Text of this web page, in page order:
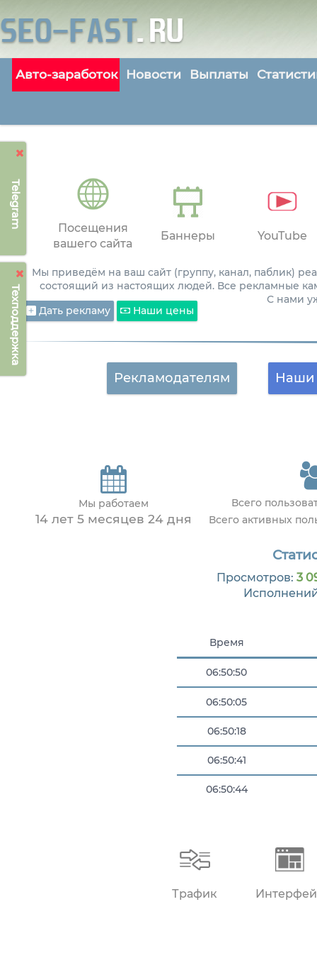
Telegram
Техподдержка
Авто-заработок Новости Выплаты
Посещения
вашего сайта
Баннеры YouTube
Мы приведём на ваш сайт (группу, канал, паблик)
состоящий из настоящих людей. Все рекламные
С нами
Дать рекламу
Наши цены
Рекламодателям Наши
Мы работаем
14 лет 5 месяцев 24 дня
Всего
Всего активных
Просмотров: 3
Время
06:50:50
06:50:05
06:50:18
06:50:41
06:50:44
Трафик